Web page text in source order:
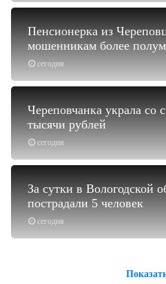
сегодня
Пенсионерка из
мошенникам более
сегодня
Череповчанка украла со
тысячи рублей
сегодня
За сутки в Вологодской
пострадали 5 человек